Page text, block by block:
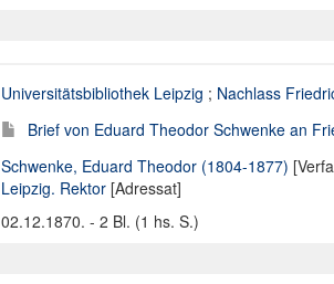
Universitätsbibliothek Leipzig ; Nachlass
Brief von Eduard Theodor Schwenke an
Schwenke, Eduard Theodor (1804-1877)
Leipzig. Rektor [Adressat]
02.12.1870. - 2 Bl. (1 hs. S.)